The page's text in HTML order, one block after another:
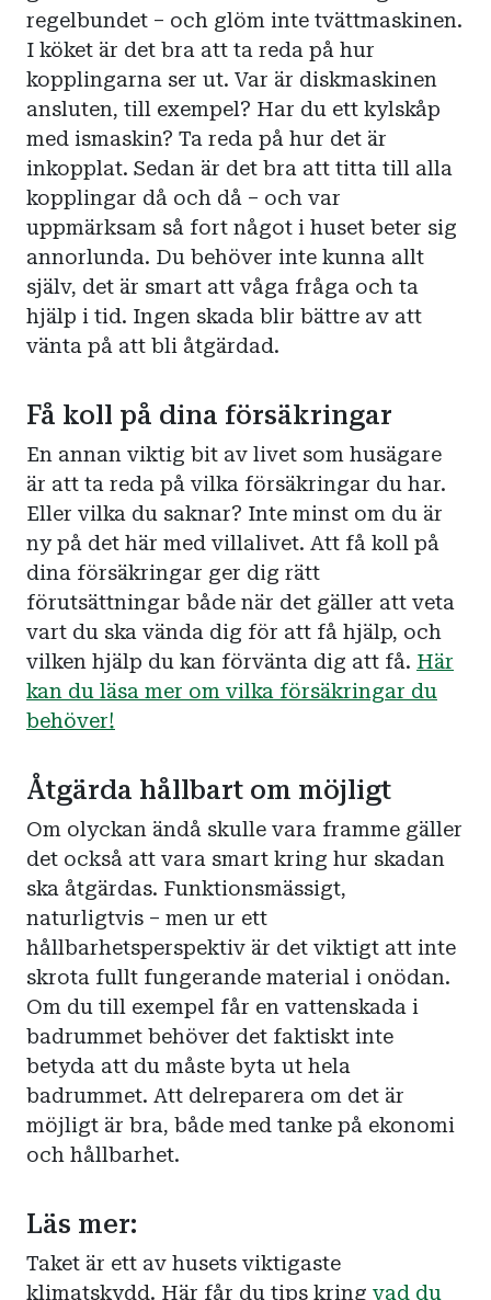
regelbundet – och glöm inte tvättmaskinen.
I köket är det bra att ta reda på hur
kopplingarna ser ut. Var är diskmaskinen
ansluten, till exempel? Har du ett kylskåp
med ismaskin? Ta reda på hur det är
inkopplat. Sedan är det bra att titta till alla
kopplingar då och då – och var
uppmärksam så fort något i huset beter sig
annorlunda. Du behöver inte kunna allt
själv, det är smart att våga fråga och ta
hjälp i tid. Ingen skada blir bättre av att
vänta på att bli åtgärdad.
Få koll på dina försäkringar
En annan viktig bit av livet som husägare
är att ta reda på vilka försäkringar du har.
Eller vilka du saknar? Inte minst om du är
ny på det här med villalivet. Att få koll på
dina försäkringar ger dig rätt
förutsättningar både när det gäller att veta
vart du ska vända dig för att få hjälp, och
vilken hjälp du kan förvänta dig att få. Här
kan du läsa mer om vilka försäkringar du
behöver!
Åtgärda hållbart om möjligt
Om olyckan ändå skulle vara framme gäller
det också att vara smart kring hur skadan
ska åtgärdas. Funktionsmässigt,
naturligtvis – men ur ett
hållbarhetsperspektiv är det viktigt att inte
skrota fullt fungerande material i onödan.
Om du till exempel får en vattenskada i
badrummet behöver det faktiskt inte
betyda att du måste byta ut hela
badrummet. Att delreparera om det är
möjligt är bra, både med tanke på ekonomi
och hållbarhet.
Läs mer:
Taket är ett av husets viktigaste
klimatskydd. Här får du tips kring vad du